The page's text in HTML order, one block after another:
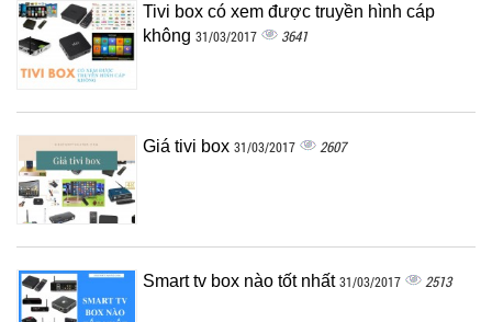
Tivi box có xem được truyền hình cáp
không 31/03/2017 3641
Giá tivi box 31/03/2017 2607
Smart tv box nào tốt nhất31/03/2017 2513